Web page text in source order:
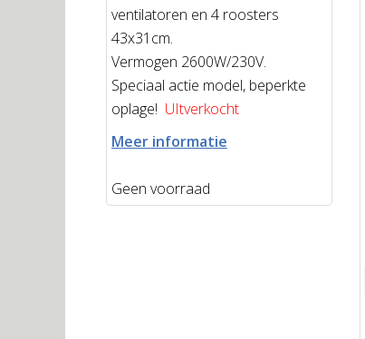
ventilatoren en 4 roosters
43x31cm.
Vermogen 2600W/230V.
Speciaal actie model, beperkte
oplage! UItverkocht
Meer informatie
Geen voorraad